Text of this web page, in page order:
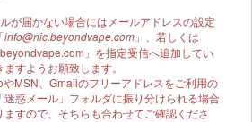
が届かない場合にはメールアドレスの設定
info@nic.beyondvape.com 」、若しくは
」を指定受信へ追加してい
すようお願致します。
やMSN、Gmailのフリーアドレスをご利用の
迷惑メール」フォルダに振り分けられる場合
ますので、そちらも合わせてご確認くださ